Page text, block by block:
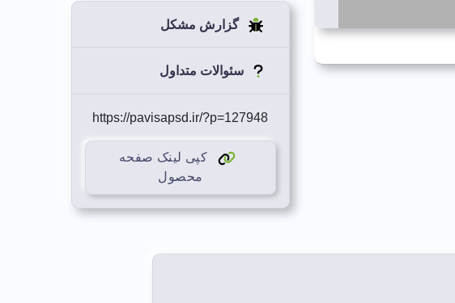
گزارش مشکل
سئوالات متداول
https://pavisapsd.ir/?p=127948
کپی لینک صفحه
محصول